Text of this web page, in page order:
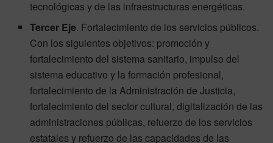
tecnológicas y de las infraestructuras energéticas.
Tercer Eje. Fortalecimiento de los servicios públicos.
Con los siguientes objetivos: promoción y
fortalecimiento del sistema sanitario, impulso del
sistema educativo y la formación profesional,
fortalecimiento de la Administración de Justicia,
fortalecimiento del sector cultural, digitalización de las
administraciones públicas, refuerzo de los servicios
estatales y refuerzo de las capacidades de las